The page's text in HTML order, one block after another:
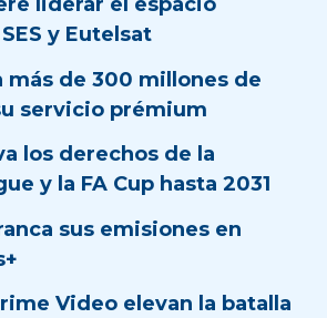
liderar el espacio
y Eutelsat
más de 300 millones de
servicio prémium
los derechos de la
y la FA Cup hasta 2031
sus emisiones en
Video elevan la batalla